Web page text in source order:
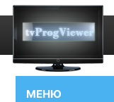
МЕНЮ